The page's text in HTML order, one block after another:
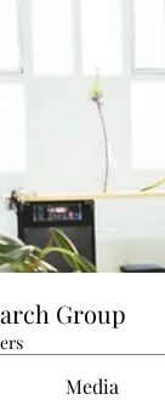
Group
Media